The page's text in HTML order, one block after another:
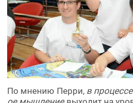
По мнению Перри, в